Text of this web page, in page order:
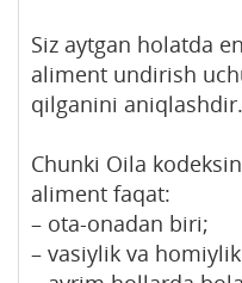
Siz aytgan holatda
aliment undirish
qilganini aniqlashdir.
Chunki Oila
aliment faqat:
– ota-onadan biri;
– vasiylik va